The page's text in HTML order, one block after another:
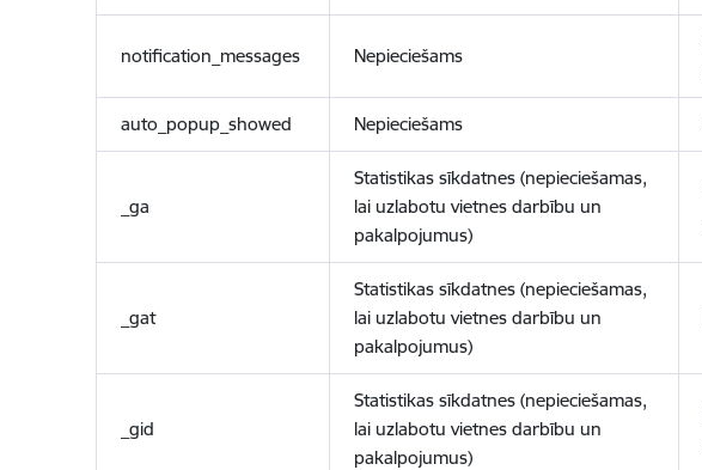
notification_messages Nepieciešams
auto_popup_showed Nepieciešams
_ga
Statistikas sīkdatnes (nepieciešamas,
lai uzlabotu vietnes darbību un
pakalpojumus)
_gat
Statistikas sīkdatnes (nepieciešamas,
lai uzlabotu vietnes darbību un
pakalpojumus)
_gid
Statistikas sīkdatnes (nepieciešamas,
lai uzlabotu vietnes darbību un
pakalpojumus)